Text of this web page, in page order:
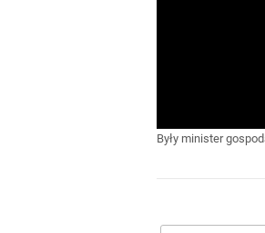
Były minister